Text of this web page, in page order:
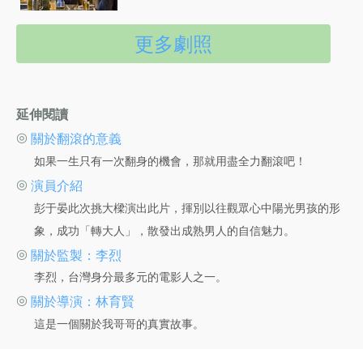
更多劇照
延伸閱讀
◎ 關於翻滾的意義
如果一生只有一次翻身的機會，那就用盡全力翻滾吧！
◎ 演員介紹
彭于晏此次挑大樑演出此片，揮別以往觀眾心中陽光男孩的形
象，成功「轉大人」，散發出成熟男人的自信魅力。
◎ 關於監製：李烈
李烈，台灣身分最多元的電影人之一。
◎ 關於導演：林育賢
這是一個關於我哥哥的真實故事。